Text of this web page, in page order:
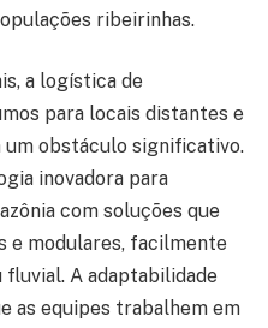
ribeirinhas.
a logística de
para locais distantes e
obstáculo significativo.
inovadora para
com soluções que
e modulares, facilmente
fluvial. A adaptabilidade
as equipes trabalhem em